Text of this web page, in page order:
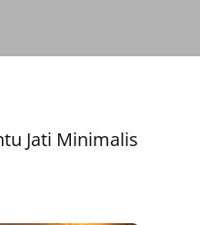
Jati Minimalis